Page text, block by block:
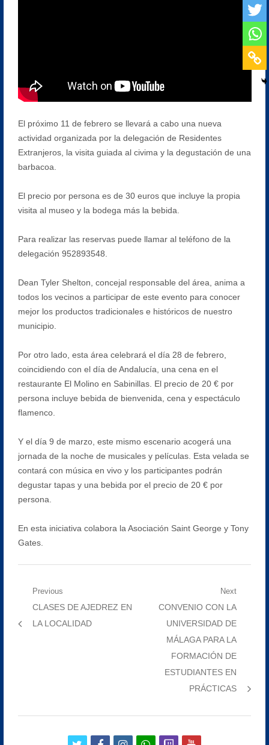
El próximo 11 de febrero se llevará a cabo una nueva
actividad organizada por la delegación de Residentes
Extranjeros, la visita guiada al civima y la degustación de una
barbacoa.
El precio por persona es de 30 euros que incluye la propia
visita al museo y la bodega más la bebida.
Para realizar las reservas puede llamar al teléfono de la
delegación 952893548.
Dean Tyler Shelton, concejal responsable del área, anima a
todos los vecinos a participar de este evento para conocer
mejor los productos tradicionales e históricos de nuestro
municipio.
Por otro lado, esta área celebrará el día 28 de febrero,
coincidiendo con el día de Andalucía, una cena en el
restaurante El Molino en Sabinillas. El precio de 20 € por
persona incluye bebida de bienvenida, cena y espectáculo
flamenco.
Y el día 9 de marzo, este mismo escenario acogerá una
jornada de la noche de musicales y películas. Esta velada se
contará con música en vivo y los participantes podrán
degustar tapas y una bebida por el precio de 20 € por
persona.
En esta iniciativa colabora la Asociación Saint George y Tony
Gates.
Navegación
Previous
Previous
post:
CLASES DE AJEDREZ EN
LA LOCALIDAD
Next
Next
post:
CONVENIO CON LA
UNIVERSIDAD DE
MÁLAGA PARA LA
FORMACIÓN DE
ESTUDIANTES EN
PRÁCTICAS